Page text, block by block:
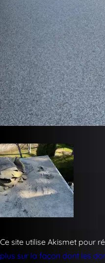
Ce site utilise Akismet pour
plus sur la façon dont les